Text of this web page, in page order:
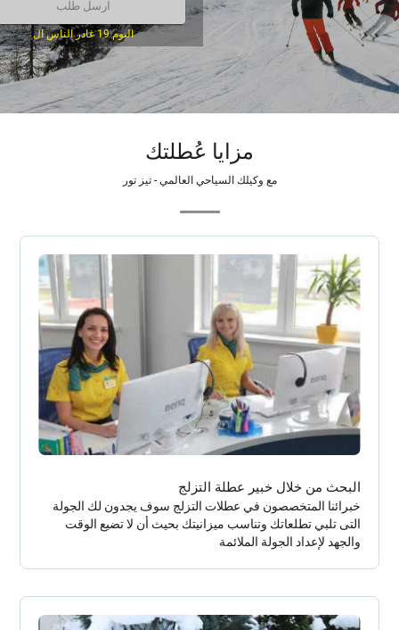
اليوم 19 غادر الناس ال
مزايا عُطلتك
مع وكيلك السياحي العالمي - تيز تور
البحث من خلال خبير عطلة التزلج
خبرائنا المتخصصون في عطلات التزلج سوف يجدون لك الجولة
التى تلبي تطلعاتك وتناسب ميزانيتك بحيث أن لا تضيع الوقت
والجهد لإعداد الجولة الملائمة